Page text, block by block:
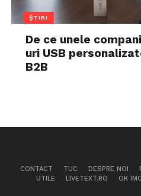
ȘTIRI
De ce unele
uri USB
B2B
CONTACT TUC DESPRE NOI
UTILE
LIVETEXT.RO OK